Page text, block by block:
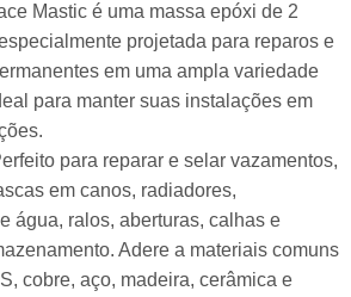
Mastic é uma massa epóxi de 2
projetada para reparos e
em uma ampla variedade
para manter suas instalações em
para reparar e selar vazamentos,
em canos, radiadores,
água, ralos, aberturas, calhas e
Adere a materiais comuns
cobre, aço, madeira, cerâmica e